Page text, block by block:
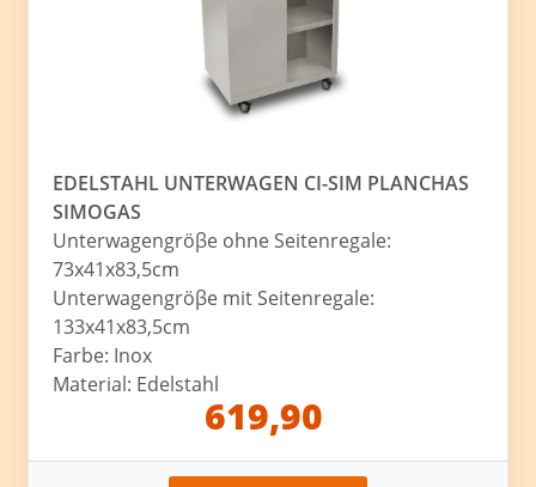
EDELSTAHL UNTERWAGEN CI-SIM PLANCHAS
SIMOGAS
Unterwagengröβe ohne Seitenregale:
73x41x83,5cm
Unterwagengröβe mit Seitenregale:
133x41x83,5cm
Farbe: Inox
Material: Edelstahl
619,90